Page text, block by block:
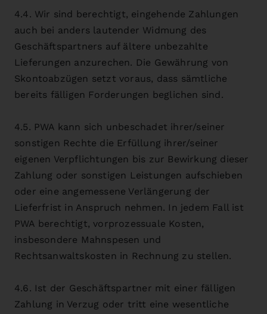
4.4. Wir sind berechtigt, eingehende Zahlungen
auch bei anders lautender Widmung des
Geschäftspartners auf ältere unbezahlte
Lieferungen anzurechen. Die Gewährung von
Skontoabzügen setzt voraus, dass sämtliche
bereits fälligen Forderungen beglichen sind.
4.5. PWA kann sich unbeschadet ihrer/seiner
sonstigen Rechte die Erfüllung ihrer/seiner
eigenen Verpflichtungen bis zur Bewirkung dieser
Zahlung oder sonstigen Leistungen aufschieben
oder eine angemessene Verlängerung der
Lieferfrist in Anspruch nehmen. In jedem Fall ist
PWA berechtigt, vorprozessuale Kosten,
insbesondere Mahnspesen und
Rechtsanwaltskosten in Rechnung zu stellen.
4.6. Ist der Geschäftspartner mit einer fälligen
Zahlung in Verzug oder tritt eine wesentliche